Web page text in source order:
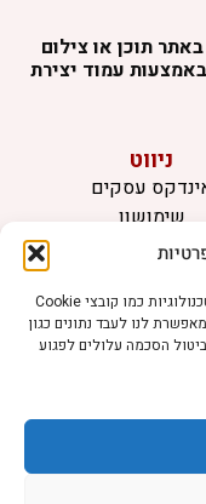
כדי לספק את החוויה הטובה ביותר, אנו משתמשים בטכנולוגיות כמו קובצי Cookie
לנו לעבד נתונים כגון
הסכמה עלולים לפגוע
תוכן או צילום
עמוד יצירת
ניווט
עסקים
שימושון
לוח מודעות